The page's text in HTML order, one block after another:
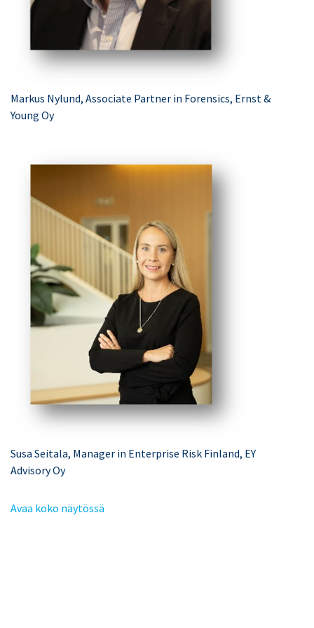
Markus Nylund, Associate Partner in Forensics, Ernst &
Young Oy
Susa Seitala, Manager in Enterprise Risk Finland, EY
Advisory Oy
Avaa koko näytössä